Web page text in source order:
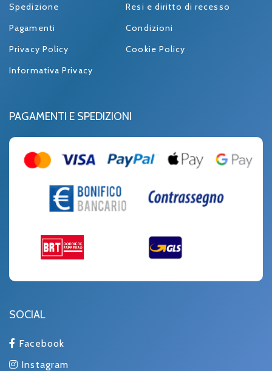
Spedizione
Resi e diritto di recesso
Pagamenti
Condizioni
Privacy Policy
Cookie Policy
Informativa Privacy
PAGAMENTI E SPEDIZIONI
SOCIAL
Facebook
Instagram